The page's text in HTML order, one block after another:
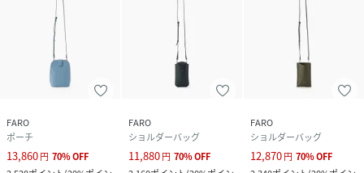
性別タイプ ユニセックス
原産国
FREE
品番
MN4174_F2431B503
FARO
ポーチ
13,860円 70%OFF
FARO
ショルダーバッグ
11,880円 70%OFF
FARO
ショルダーバッグ
12,870円 70%OFF